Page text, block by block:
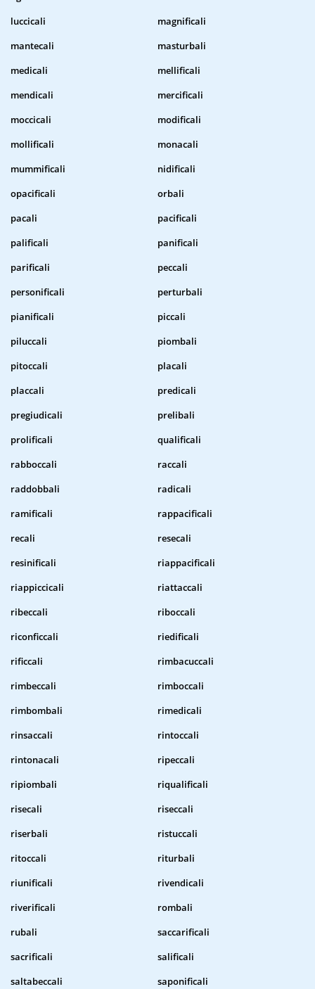
luccicali
magnificali
mantecali
masturbali
medicali
mellificali
mendicali
mercificali
moccicali
modificali
mollificali
monacali
mummificali
nidificali
opacificali
orbali
pacali
pacificali
palificali
panificali
parificali
peccali
personificali
perturbali
pianificali
piccali
piluccali
piombali
pitoccali
placali
placcali
predicali
pregiudicali
prelibali
prolificali
qualificali
rabboccali
raccali
raddobbali
radicali
ramificali
rappacificali
recali
resecali
resinificali
riappacificali
riappiccicali
riattaccali
ribeccali
riboccali
riconficcali
riedificali
rificcali
rimbacuccali
rimbeccali
rimboccali
rimbombali
rimedicali
rinsaccali
rintoccali
rintonacali
ripeccali
ripiombali
riqualificali
risecali
riseccali
riserbali
ristuccali
ritoccali
riturbali
riunificali
rivendicali
riverificali
rombali
rubali
saccarificali
sacrificali
salificali
saltabeccali
saponificali